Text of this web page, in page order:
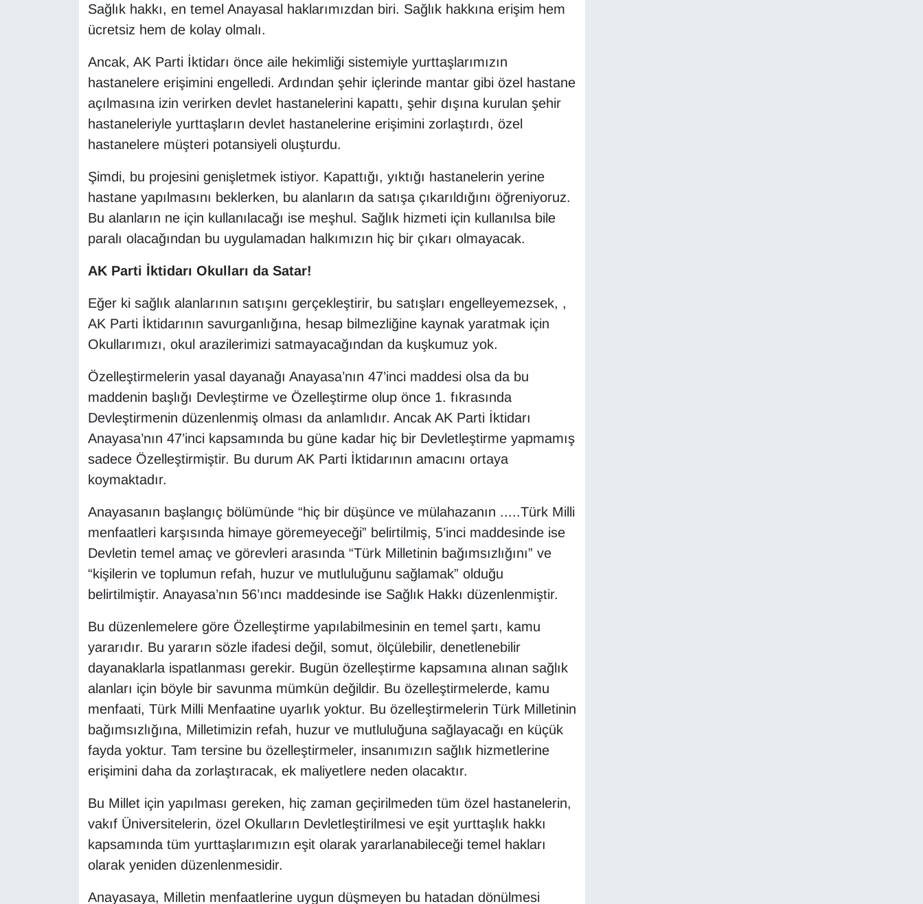
Sağlık hakkı, en temel Anayasal haklarımızdan biri. Sağlık hakkına erişim hem
ücretsiz hem de kolay olmalı.
Ancak, AK Parti İktidarı önce aile hekimliği sistemiyle yurttaşlarımızın
hastanelere erişimini engelledi. Ardından şehir içlerinde mantar gibi özel hastane
açılmasına izin verirken devlet hastanelerini kapattı, şehir dışına kurulan şehir
hastaneleriyle yurttaşların devlet hastanelerine erişimini zorlaştırdı, özel
hastanelere müşteri potansiyeli oluşturdu.
Şimdi, bu projesini genişletmek istiyor. Kapattığı, yıktığı hastanelerin yerine
hastane yapılmasını beklerken, bu alanların da satışa çıkarıldığını öğreniyoruz.
Bu alanların ne için kullanılacağı ise meşhul. Sağlık hizmeti için kullanılsa bile
paralı olacağından bu uygulamadan halkımızın hiç bir çıkarı olmayacak.
AK Parti İktidarı Okulları da Satar!
Eğer ki sağlık alanlarının satışını gerçekleştirir, bu satışları engelleyemezsek, ,
AK Parti İktidarının savurganlığına, hesap bilmezliğine kaynak yaratmak için
Okullarımızı, okul arazilerimizi satmayacağından da kuşkumuz yok.
Özelleştirmelerin yasal dayanağı Anayasa’nın 47’inci maddesi olsa da bu
maddenin başlığı Devleştirme ve Özelleştirme olup önce 1. fıkrasında
Devleştirmenin düzenlenmiş olması da anlamlıdır. Ancak AK Parti İktidarı
Anayasa’nın 47’inci kapsamında bu güne kadar hiç bir Devletleştirme yapmamış
sadece Özelleştirmiştir. Bu durum AK Parti İktidarının amacını ortaya
koymaktadır.
Anayasanın başlangıç bölümünde “hiç bir düşünce ve mülahazanın .....Türk Milli
menfaatleri karşısında himaye göremeyeceği” belirtilmiş, 5’inci maddesinde ise
Devletin temel amaç ve görevleri arasında “Türk Milletinin bağımsızlığını” ve
“kişilerin ve toplumun refah, huzur ve mutluluğunu sağlamak” olduğu
belirtilmiştir. Anayasa’nın 56’ıncı maddesinde ise Sağlık Hakkı düzenlenmiştir.
Bu düzenlemelere göre Özelleştirme yapılabilmesinin en temel şartı, kamu
yararıdır. Bu yararın sözle ifadesi değil, somut, ölçülebilir, denetlenebilir
dayanaklarla ispatlanması gerekir. Bugün özelleştirme kapsamına alınan sağlık
alanları için böyle bir savunma mümkün değildir. Bu özelleştirmelerde, kamu
menfaati, Türk Milli Menfaatine uyarlık yoktur. Bu özelleştirmelerin Türk Milletinin
bağımsızlığına, Milletimizin refah, huzur ve mutluluğuna sağlayacağı en küçük
fayda yoktur. Tam tersine bu özelleştirmeler, insanımızın sağlık hizmetlerine
erişimini daha da zorlaştıracak, ek maliyetlere neden olacaktır.
Bu Millet için yapılması gereken, hiç zaman geçirilmeden tüm özel hastanelerin,
vakıf Üniversitelerin, özel Okulların Devletleştirilmesi ve eşit yurttaşlık hakkı
kapsamında tüm yurttaşlarımızın eşit olarak yararlanabileceği temel hakları
olarak yeniden düzenlenmesidir.
Anayasaya, Milletin menfaatlerine uygun düşmeyen bu hatadan dönülmesi